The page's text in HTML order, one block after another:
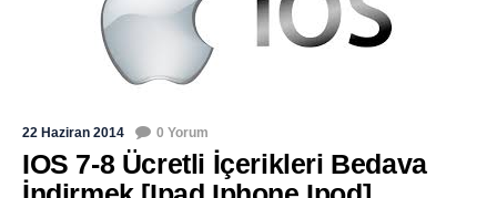
22 Haziran 2014 0 Yorum
IOS 7-8 Ücretli İçerikleri Bedava